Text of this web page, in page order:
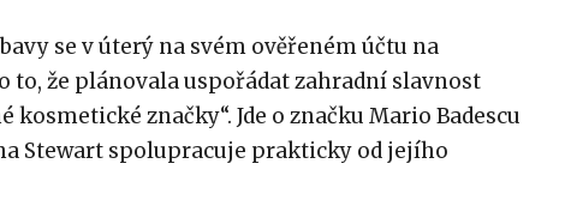
se v úterý na svém ověřeném účtu na
to, že plánovala uspořádat zahradní slavnost
kosmetické značky“. Jde o značku Mario Badescu
Stewart spolupracuje prakticky od jejího